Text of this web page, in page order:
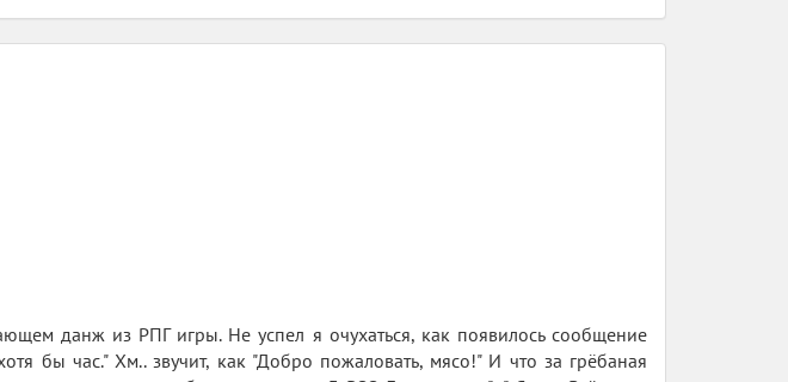
данж из РПГ игры. Не успел я очухаться, как появилось сообщение
бы час." Хм.. звучит, как "Добро пожаловать, мясо!" И что за грёбаная